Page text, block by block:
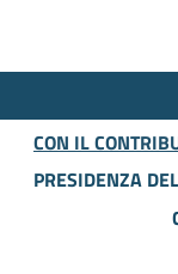
CON IL
PRESIDENZA